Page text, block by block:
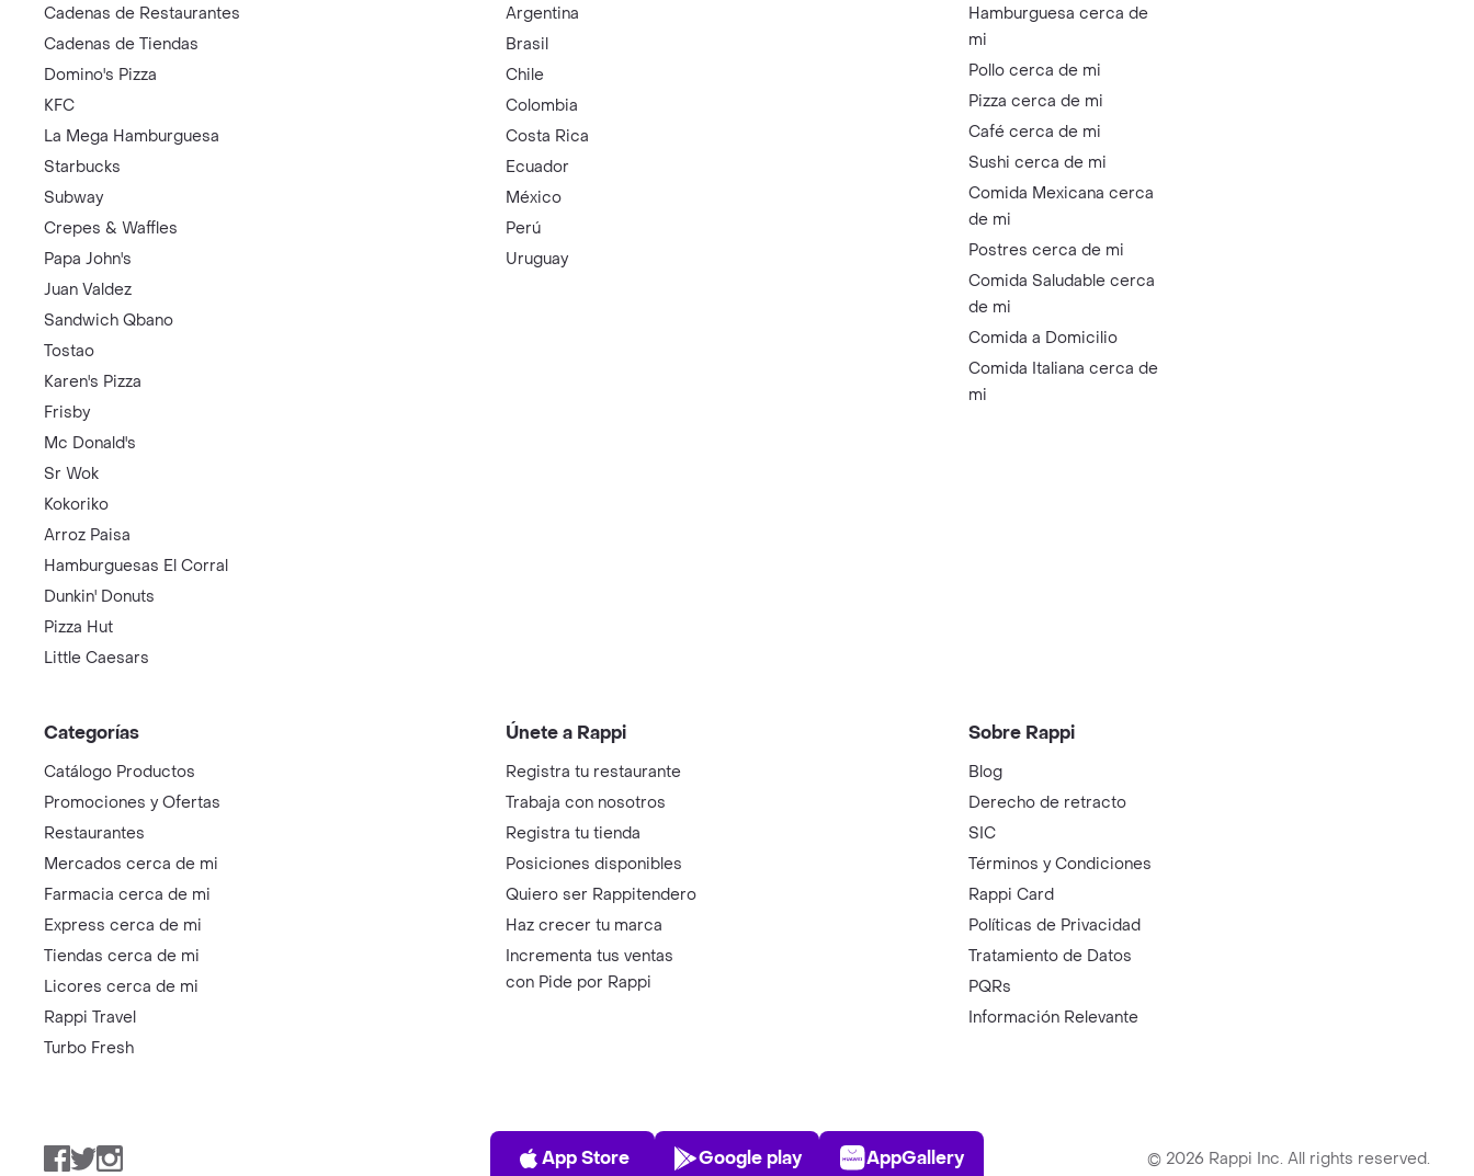
Cadenas de Restaurantes
Cadenas de Tiendas
Domino's Pizza
KFC
La Mega Hamburguesa
Starbucks
Subway
Crepes & Waffles
Papa John's
Juan Valdez
Sandwich Qbano
Tostao
Karen's Pizza
Frisby
Mc Donald's
Sr Wok
Kokoriko
Arroz Paisa
Hamburguesas El Corral
Dunkin' Donuts
Pizza Hut
Little Caesars
Argentina
Brasil
Chile
Colombia
Costa Rica
Ecuador
México
Perú
Uruguay
Hamburguesa cerca de
mi
Pollo cerca de mi
Pizza cerca de mi
Café cerca de mi
Sushi cerca de mi
Comida Mexicana cerca
de mi
Postres cerca de mi
Comida Saludable cerca
de mi
Comida a Domicilio
Comida Italiana cerca de
mi
Categorías
Catálogo Productos
Promociones y Ofertas
Restaurantes
Mercados cerca de mi
Farmacia cerca de mi
Express cerca de mi
Tiendas cerca de mi
Licores cerca de mi
Rappi Travel
Turbo Fresh
Únete a Rappi
Registra tu restaurante
Trabaja con nosotros
Registra tu tienda
Posiciones disponibles
Quiero ser Rappitendero
Haz crecer tu marca
Incrementa tus ventas
con Pide por Rappi
Sobre Rappi
Blog
Derecho de retracto
SIC
Términos y Condiciones
Rappi Card
Políticas de Privacidad
Tratamiento de Datos
PQRs
Información Relevante
Facebook
TwitterInstagram
App Store
App Store
Play Store
Google play
AppGallery
AppGallery © 2026 Rappi Inc. All rights reserved.